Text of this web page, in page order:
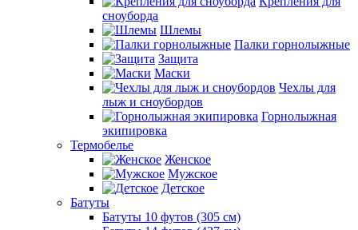
сноуборда
Шлемы
Палки горнолыжные
Защита
Маски
Чехлы для
лыж и сноубордов
Горнолыжная
экипировка
Термобелье
Женское
Мужское
Детское
Батуты
Батуты 10 футов (305 см)